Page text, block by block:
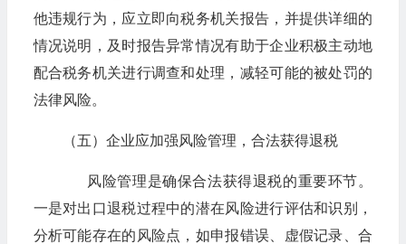
他违规行为，应立即向税务机关报告，并提供详细的
情况说明，及时报告异常情况有助于企业积极主动地
配合税务机关进行调查和处理，减轻可能的被处罚的
法律风险。
（五）企业应加强风险管理，合法获得退税
风险管理是确保合法获得退税的重要环节。
一是对出口退税过程中的潜在风险进行评估和识别，
分析可能存在的风险点，如申报错误、虚假记录、合